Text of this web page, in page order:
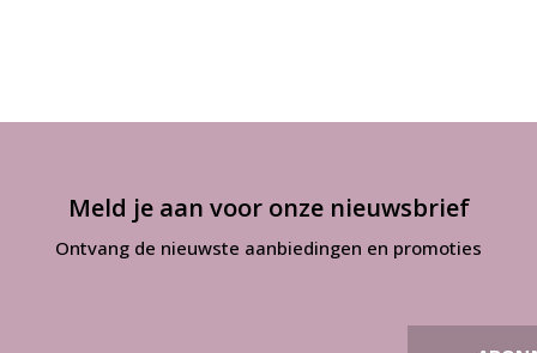
Meld je aan voor onze nieuwsbrief
Ontvang de nieuwste aanbiedingen en promoties